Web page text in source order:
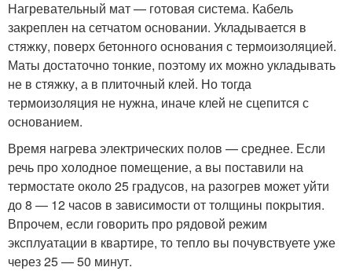
Нагревательный мат — готовая система. Кабель
закреплен на сетчатом основании. Укладывается в
стяжку, поверх бетонного основания с термоизоляцией.
Маты достаточно тонкие, поэтому их можно укладывать
не в стяжку, а в плиточный клей. Но тогда
термоизоляция не нужна, иначе клей не сцепится с
основанием.
Время нагрева электрических полов — среднее. Если
речь про холодное помещение, а вы поставили на
термостате около 25 градусов, на разогрев может уйти
до 8 — 12 часов в зависимости от толщины покрытия.
Впрочем, если говорить про рядовой режим
эксплуатации в квартире, то тепло вы почувствуете уже
через 25 — 50 минут.